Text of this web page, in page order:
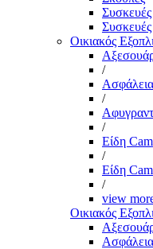
Οικιακός
/
Ασφάλεια
/
/
Είδη
/
Είδη
/
view
Οικιακός
Ασφάλεια